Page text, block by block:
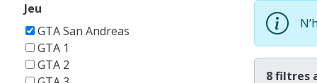
Jeu
GTA San Andreas
GTA 1
GTA 2
8 filtres